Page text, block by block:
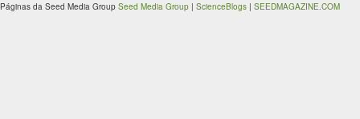
Páginas da Seed Media Group Seed Media Group | ScienceBlogs | SEEDMAGAZINE.COM